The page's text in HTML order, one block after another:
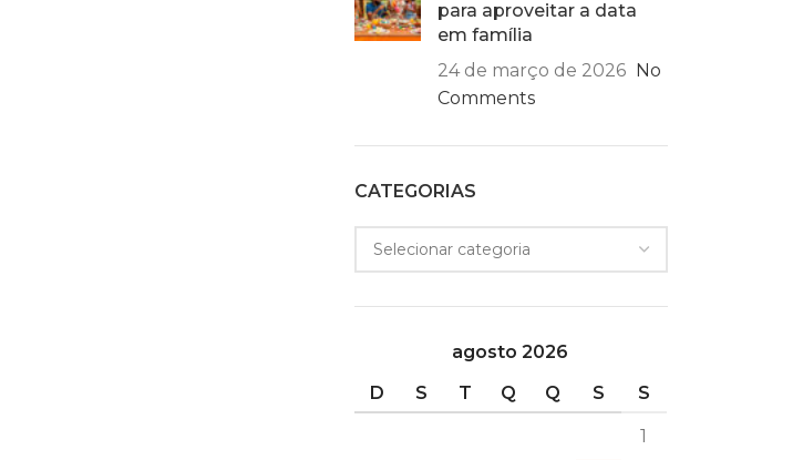
para aproveitar a data
em família
24 de março de 2026 No
Comments
CATEGORIAS
agosto 2026
D
S T Q Q S S
1